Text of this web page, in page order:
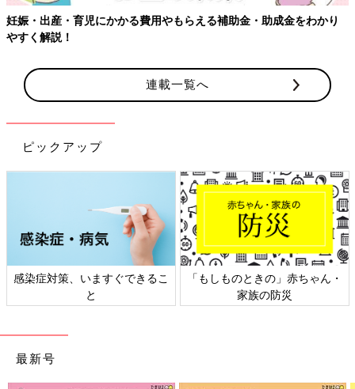
妊娠・出産・育児にかかる費用やもらえる補助金・助成金をわかり
やすく解説！
連載一覧へ
ピックアップ
感染症対策、いますぐできるこ
と
「もしものときの」赤ちゃん・
家族の防災
最新号